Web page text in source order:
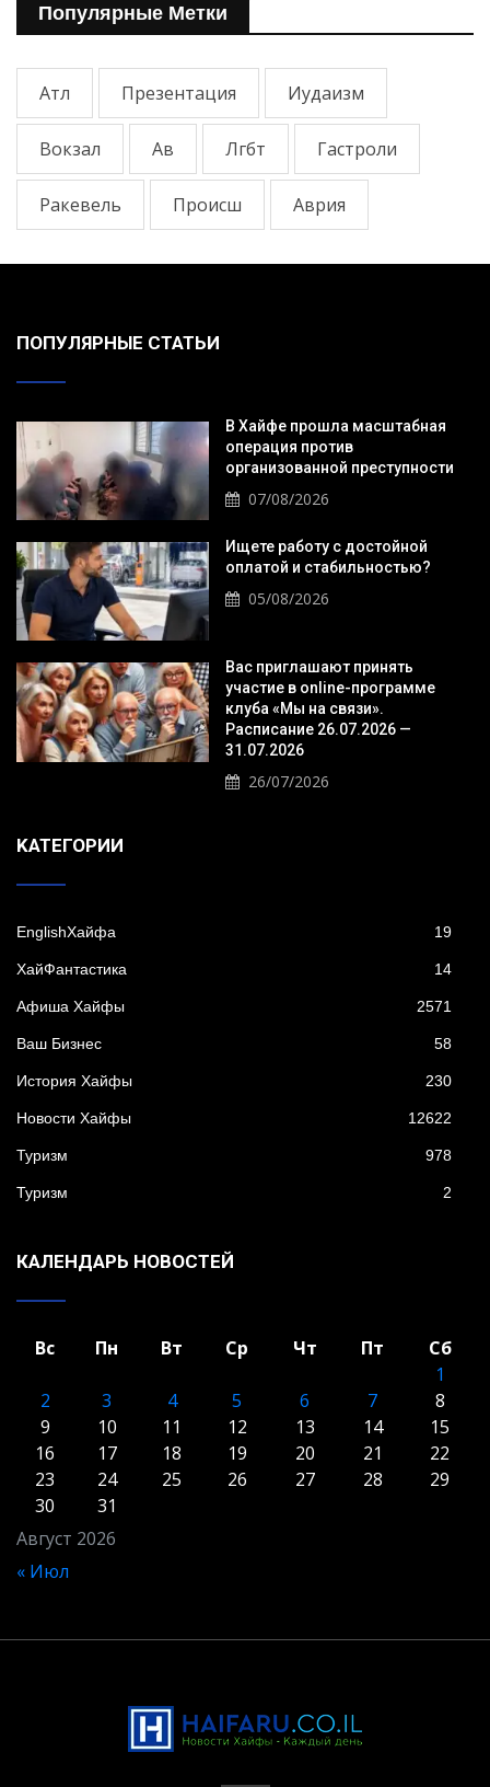
Популярные Метки
Атл Презентация Иудаизм
Вокзал Ав Лгбт Гастроли
Ракевель Происш Аврия
ПОПУЛЯРНЫЕ СТАТЬИ
В Хайфе прошла масштабная
операция против
организованной преступности
07/08/2026
Ищете работу с достойной
оплатой и стабильностью?
05/08/2026
Вас приглашают принять
участие в online-программе
клуба «Мы на связи».
Расписание 26.07.2026 —
31.07.2026
26/07/2026
KАТЕГОРИИ
EnglishХайфа 19
XайФантастика 14
Афиша Хайфы 2571
Ваш Бизнес 58
История Хайфы 230
Новости Хайфы 12622
Туризм 978
Туризм 2
КАЛЕНДАРЬ НОВОСТЕЙ
Август 2026
Вс Пн Вт Ср Чт Пт
Сб
1
2
3 4 5 6 7
8
9
10 11 12 13 14
15
16
17 18 19 20 21
22
23
24 25 26 27 28
29
30
31
« Июл